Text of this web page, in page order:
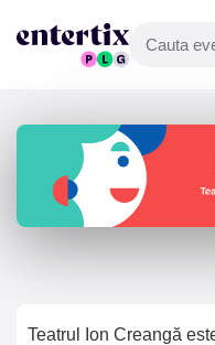
Teatrul Ion Creangă